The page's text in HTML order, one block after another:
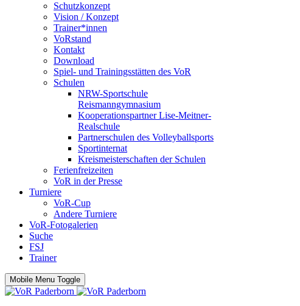
Schutzkonzept
Vision / Konzept
Trainer*innen
VoRstand
Kontakt
Download
Spiel- und Trainingsstätten des VoR
Schulen
NRW-Sportschule
Reismanngymnasium
Kooperationspartner Lise-Meitner-
Realschule
Partnerschulen des Volleyballsports
Sportinternat
Kreismeisterschaften der Schulen
Ferienfreizeiten
VoR in der Presse
Turniere
VoR-Cup
Andere Turniere
VoR-Fotogalerien
Suche
FSJ
Trainer
Mobile Menu Toggle